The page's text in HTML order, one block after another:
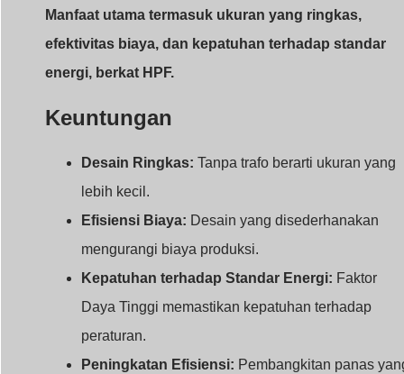
Manfaat utama termasuk ukuran yang ringkas,
efektivitas biaya, dan kepatuhan terhadap standar
energi, berkat HPF.
Keuntungan
Desain Ringkas: Tanpa trafo berarti ukuran yang
lebih kecil.
Efisiensi Biaya: Desain yang disederhanakan
mengurangi biaya produksi.
Kepatuhan terhadap Standar Energi: Faktor
Daya Tinggi memastikan kepatuhan terhadap
peraturan.
Peningkatan Efisiensi: Pembangkitan panas